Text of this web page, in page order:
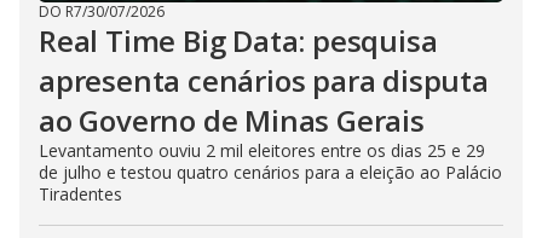
DO R7/30/07/2026
Real Time Big Data: pesquisa
apresenta cenários para disputa
ao Governo de Minas Gerais
Levantamento ouviu 2 mil eleitores entre os dias 25 e 29
de julho e testou quatro cenários para a eleição ao Palácio
Tiradentes